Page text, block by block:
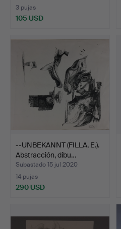
3 pujas
105 USD
--UNBEKANNT (FILLA, E.).
Abstracción, dibu…
Subastado 15 jul 2020
14 pujas
290 USD